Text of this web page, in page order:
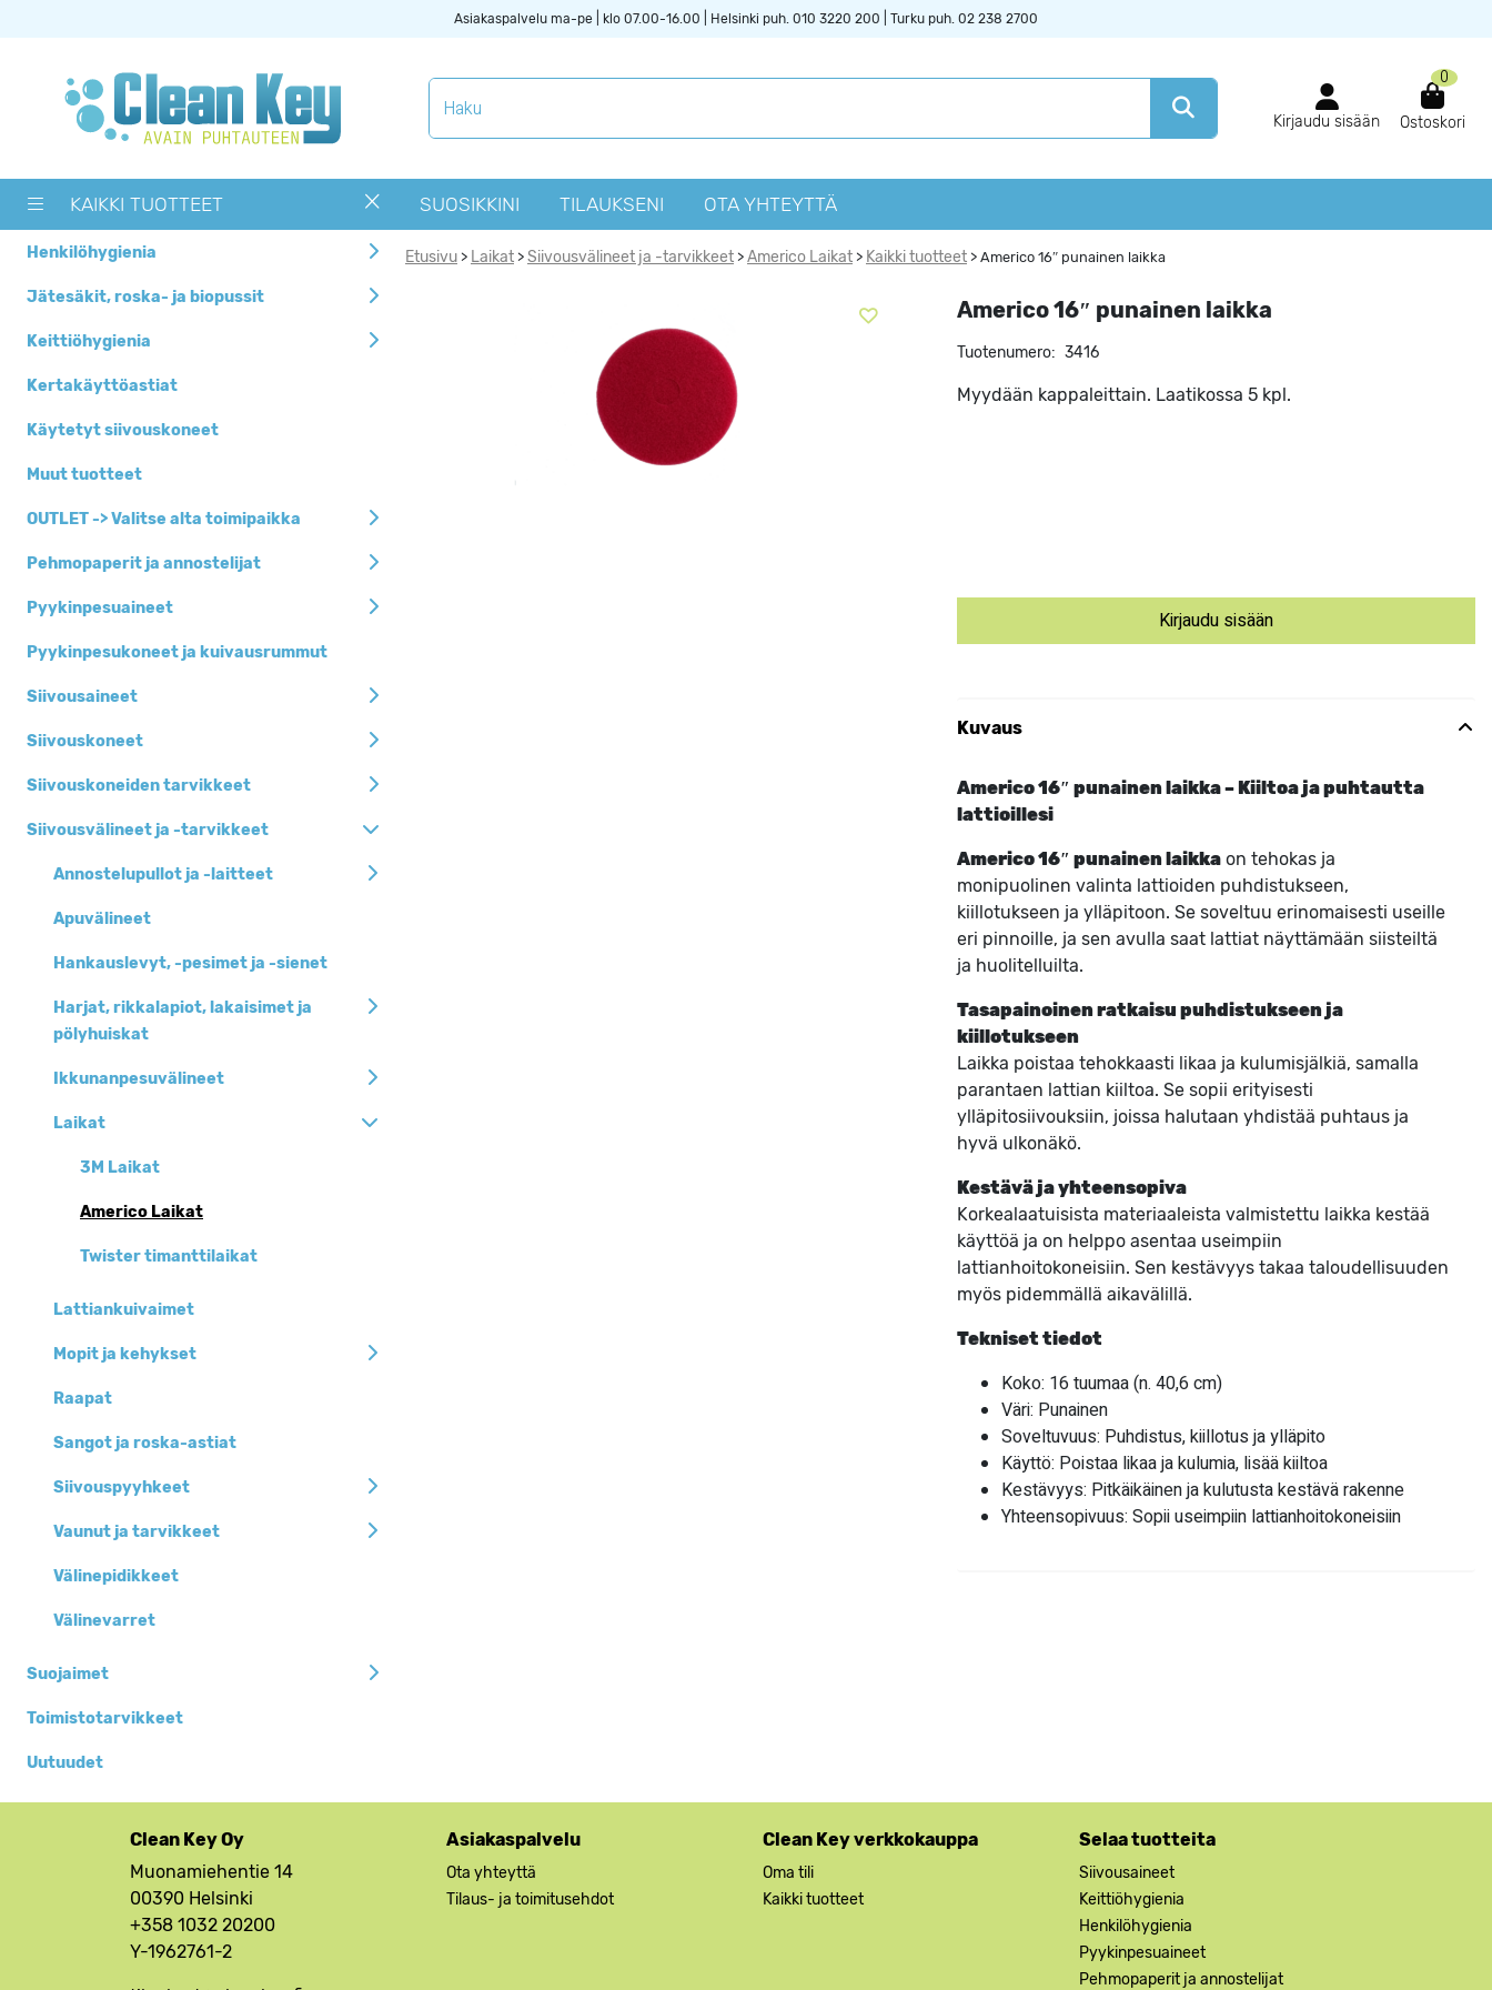
Asiakaspalvelu ma-pe | klo 07.00-16.00 | Helsinki puh. 010 3220 200 | Turku puh. 02 238 2700
Kirjaudu sisään
0
Ostoskori
KAIKKI TUOTTEET SUOSIKKINI TILAUKSENI OTA YHTEYTTÄ
Henkilöhygienia
Jätesäkit, roska- ja biopussit
Keittiöhygienia
Kertakäyttöastiat
Käytetyt siivouskoneet
Muut tuotteet
OUTLET -> Valitse alta toimipaikka
Pehmopaperit ja annostelijat
Pyykinpesuaineet
Pyykinpesukoneet ja kuivausrummut
Siivousaineet
Siivouskoneet
Siivouskoneiden tarvikkeet
Siivousvälineet ja -tarvikkeet
Annostelupullot ja -laitteet
Apuvälineet
Hankauslevyt, -pesimet ja -sienet
Harjat, rikkalapiot, lakaisimet ja
pölyhuiskat
Ikkunanpesuvälineet
Laikat
3M Laikat
Americo Laikat
Twister timanttilaikat
Lattiankuivaimet
Mopit ja kehykset
Raapat
Sangot ja roska-astiat
Siivouspyyhkeet
Vaunut ja tarvikkeet
Välinepidikkeet
Välinevarret
Suojaimet
Toimistotarvikkeet
Uutuudet
Etusivu > Laikat > Siivousvälineet ja -tarvikkeet > Americo Laikat > Kaikki tuotteet > Americo 16″ punainen laikka
Americo 16″ punainen laikka
Tuotenumero: 3416
Myydään kappaleittain. Laatikossa 5 kpl.
Kirjaudu sisään
Kuvaus
Americo 16″ punainen laikka – Kiiltoa ja puhtautta
lattioillesi
Americo 16″ punainen laikka on tehokas ja
monipuolinen valinta lattioiden puhdistukseen,
kiillotukseen ja ylläpitoon. Se soveltuu erinomaisesti useille
eri pinnoille, ja sen avulla saat lattiat näyttämään siisteiltä
ja huolitelluilta.
Tasapainoinen ratkaisu puhdistukseen ja
kiillotukseen
Laikka poistaa tehokkaasti likaa ja kulumisjälkiä, samalla
parantaen lattian kiiltoa. Se sopii erityisesti
ylläpitosiivouksiin, joissa halutaan yhdistää puhtaus ja
hyvä ulkonäkö.
Kestävä ja yhteensopiva
Korkealaatuisista materiaaleista valmistettu laikka kestää
käyttöä ja on helppo asentaa useimpiin
lattianhoitokoneisiin. Sen kestävyys takaa taloudellisuuden
myös pidemmällä aikavälillä.
Tekniset tiedot
Koko: 16 tuumaa (n. 40,6 cm)
Väri: Punainen
Soveltuvuus: Puhdistus, kiillotus ja ylläpito
Käyttö: Poistaa likaa ja kulumia, lisää kiiltoa
Kestävyys: Pitkäikäinen ja kulutusta kestävä rakenne
Yhteensopivuus: Sopii useimpiin lattianhoitokoneisiin
Clean Key Oy
Muonamiehentie 14
00390 Helsinki
+358 1032 20200
Y-1962761-2
Asiakaspalvelu
Ota yhteyttä
Tilaus- ja toimitusehdot
Clean Key verkkokauppa
Oma tili
Kaikki tuotteet
Selaa tuotteita
Siivousaineet
Keittiöhygienia
Henkilöhygienia
Pyykinpesuaineet
Pehmopaperit ja annostelijat
Tuotekategoriat
Muut tuotteet
alta toimipaikka
Pyykinpesukoneet ja
Siivouskoneiden
tarvikkeet
Uutuudet
-tarvikkeet
Pehmopaperit ja
ja biopussit
Henkilöhygienia
Keittiöhygienia
Pyykinpesuaineet
Siivouskoneet